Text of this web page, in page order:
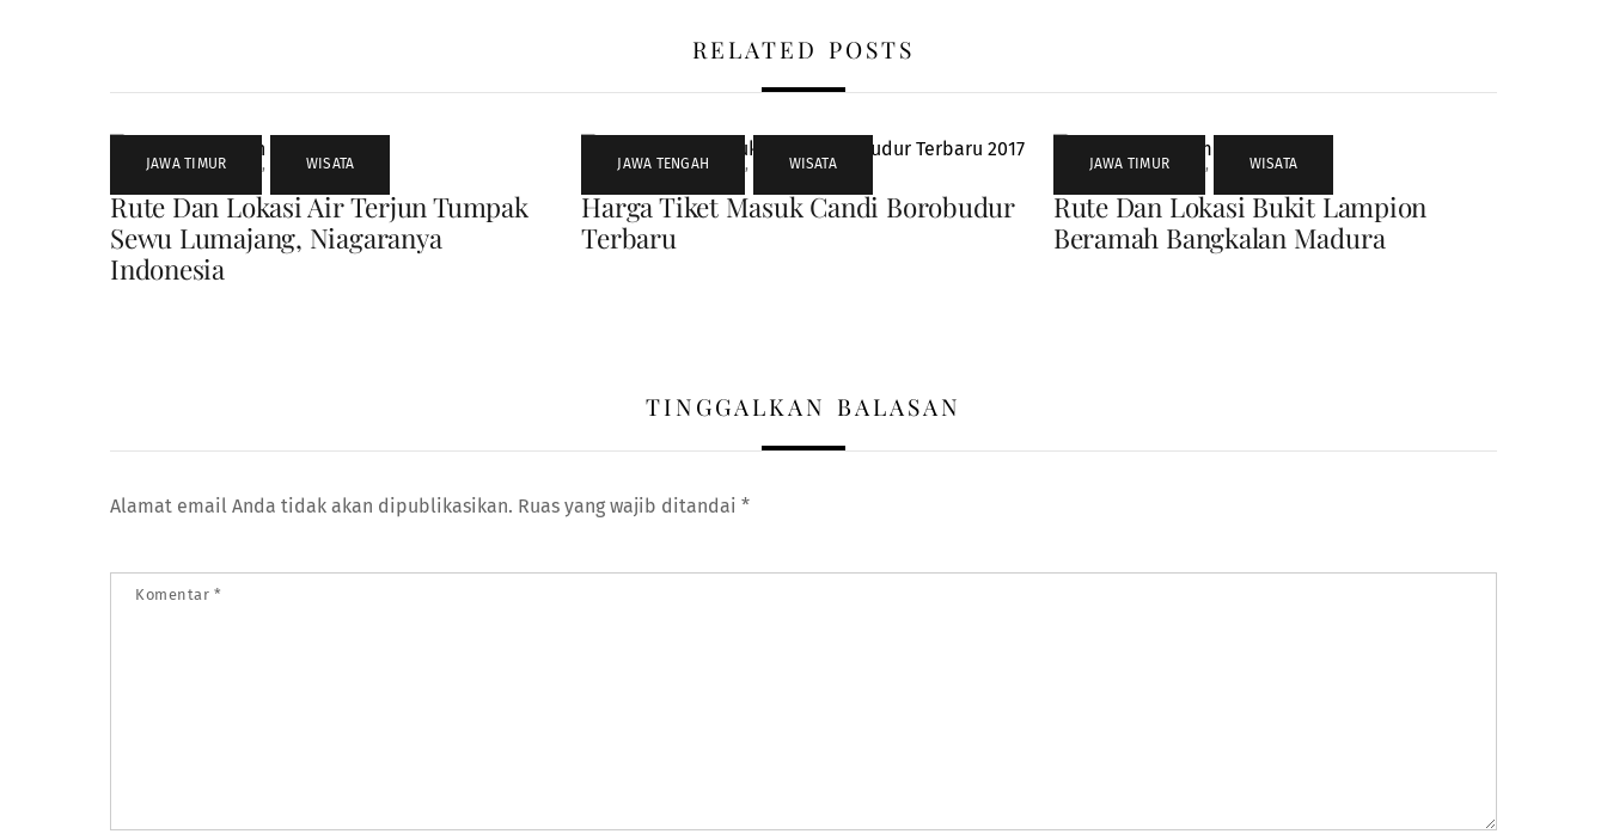
RELATED POSTS
JAWA TIMUR , WISATA
Rute Dan Lokasi Air Terjun Tumpak
Sewu Lumajang, Niagaranya
Indonesia
JAWA TENGAH , WISATA
Harga Tiket Masuk Candi Borobudur
Terbaru
JAWA TIMUR , WISATA
Rute Dan Lokasi Bukit Lampion
Beramah Bangkalan Madura
TINGGALKAN BALASAN
Alamat email Anda tidak akan dipublikasikan. Ruas yang wajib ditandai *
Komentar *